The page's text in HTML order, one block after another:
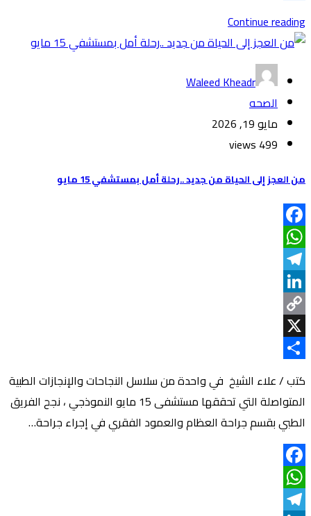
Continue reading
Waleed Kheadr
الصحه
مايو 19, 2026
499 views
من العجز إلى الحياة من جديد ..رحلة أمل بمستشفي 15 مايو
Facebook
WhatsApp
Telegram
LinkedIn
Copy
LinkX
كتب / علاء الشيخ في واحدة من سلاسل النجاحات والإنجازات الطبية
المتواصلة التي تحققها مستشفى 15 مايو النموذجي ، نجح الفريق
الطبي بقسم جراحة العظام والعمود الفقري في إجراء جراحة…
Facebook
WhatsApp